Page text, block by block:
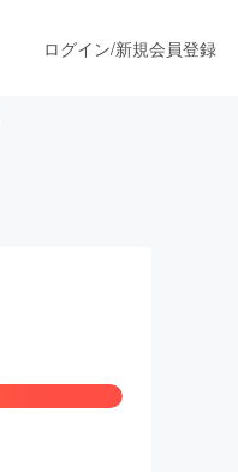
ログイン/新規会員登録